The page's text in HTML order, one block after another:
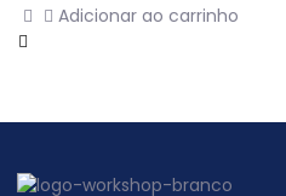
Adicionar ao carrinho